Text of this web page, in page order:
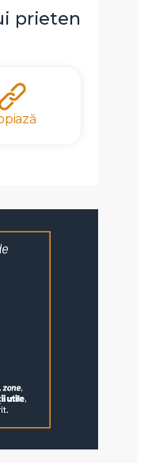
prieten